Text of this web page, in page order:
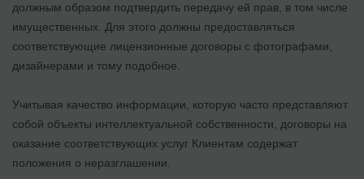
должным образом подтвердить передачу ей прав, в том числе
имущественных. Для этого должны предоставляться
соответствующие лицензионные договоры с фотографами,
дизайнерами и тому подобное.
Учитывая качество информации, которую часто представляют
собой объекты интеллектуальной собственности, договоры на
оказание соответствующих услуг Клиентам содержат
положения о неразглашении.